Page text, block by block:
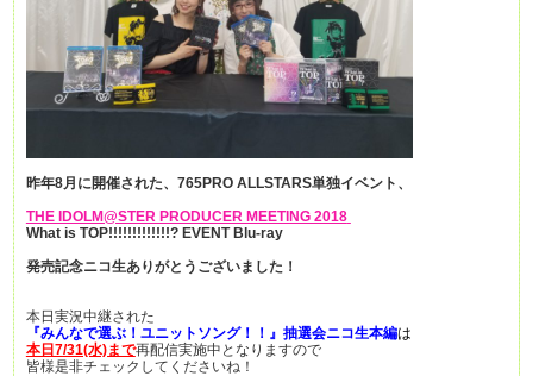
昨年8月に開催された、765PRO ALLSTARS単独イベント、
THE IDOLM@STER PRODUCER MEETING 2018
What is TOP!!!!!!!!!!!!!? EVENT Blu-ray
発売記念ニコ生ありがとうございました！
本日実況中継された
『みんなで選ぶ！ユニットソング！！』抽選会ニコ生本編は
本日7/31(水)まで再配信実施中となりますので
皆様是非チェックしてくださいね！